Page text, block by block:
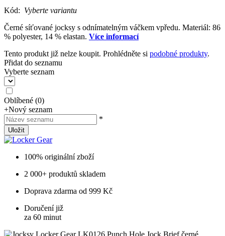
Kód: Vyberte variantu
Černé síťované jocksy s odnímatelným váčkem vpředu. Materiál: 86
% polyester, 14 % elastan. Více informací
Tento produkt již nelze koupit. Prohlédněte si podobné produkty.
Přidat do seznamu
Vyberte seznam
Oblíbené (0)
+Nový seznam
*
Uložit
100% originální zboží
2 000+ produktů skladem
Doprava zdarma od 999 Kč
Doručení již
za 60 minut